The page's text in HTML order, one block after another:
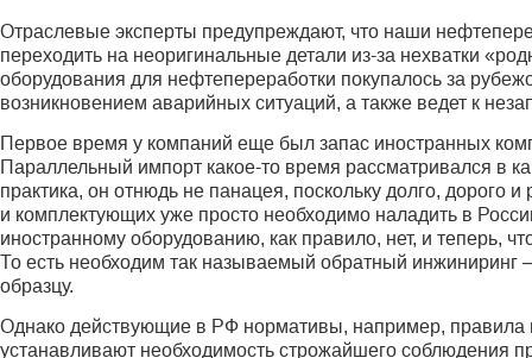
Отраслевые эксперты предупреждают, что наши
переходить на неоригинальные детали из-за нехватки
оборудования для нефтепереработки покупалось за
возникновением аварийных ситуаций, а также ведет к
Первое время у компаний еще был запас иностранных
Параллельный импорт какое-то время рассматривался в
практика, он отнюдь не панацея, поскольку долго,
и комплектующих уже просто необходимо наладить в
иностранному оборудованию, как правило, нет, и теперь,
То есть необходим так называемый обратный
образцу.
Однако действующие в РФ нормативы, например,
устанавливают необходимость строжайшего соблюдения